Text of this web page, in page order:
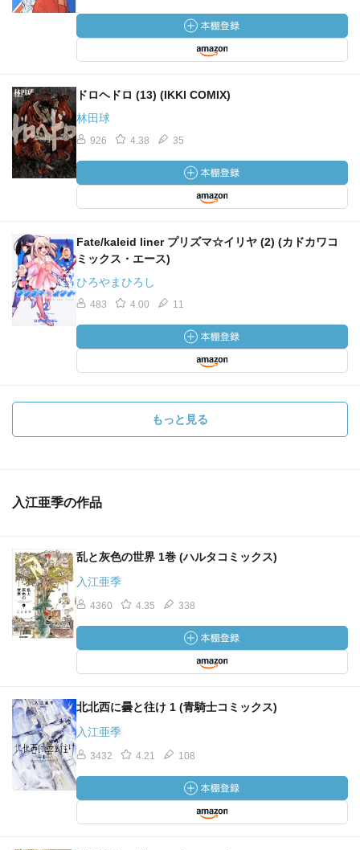
ドロヘドロ (13) (IKKI COMIX)
林田球
926 4.38 35
Fate/kaleid liner プリズマ☆イリヤ (2) (カドカワコ
ミックス・エース)
ひろやまひろし
483 4.00 11
もっと見る
入江亜季の作品
乱と灰色の世界 1巻 (ハルタコミックス)
入江亜季
4360 4.35 338
北北西に曇と往け 1 (青騎士コミックス)
入江亜季
3432 4.21 108